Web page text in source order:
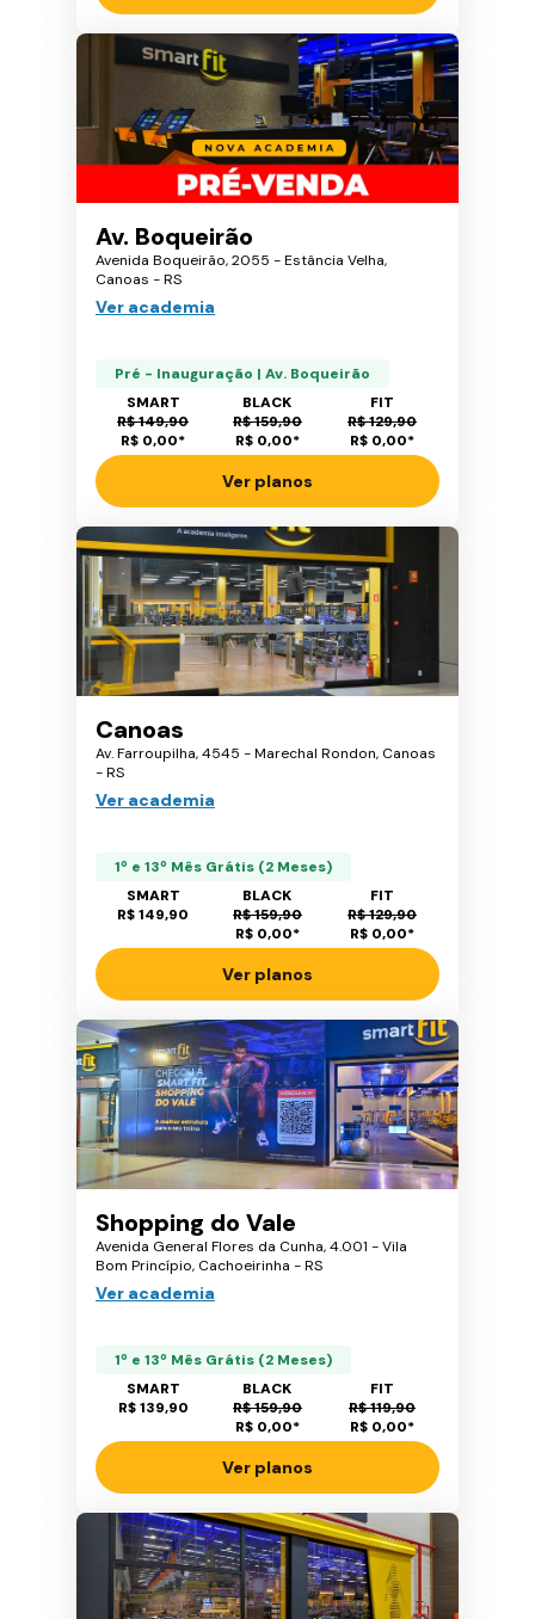
Av. Boqueirão
Avenida Boqueirão, 2055 - Estância Velha,
Canoas - RS
Ver academia
Pré - Inauguração | Av. Boqueirão
SMART
R$ 149,90
R$ 0,00*
BLACK
R$ 159,90
R$ 0,00*
FIT
R$ 129,90
R$ 0,00*
Ver planos
Canoas
Av. Farroupilha, 4545 - Marechal Rondon, Canoas
- RS
Ver academia
1º e 13º Mês Grátis (2 Meses)
SMART
R$ 149,90
BLACK
R$ 159,90
R$ 0,00*
FIT
R$ 129,90
R$ 0,00*
Ver planos
Shopping do Vale
Avenida General Flores da Cunha, 4.001 - Vila
Bom Princípio, Cachoeirinha - RS
Ver academia
1º e 13º Mês Grátis (2 Meses)
SMART
R$ 139,90
BLACK
R$ 159,90
R$ 0,00*
FIT
R$ 119,90
R$ 0,00*
Ver planos